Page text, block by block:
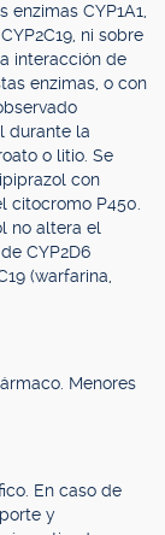
CYP1A1,
ni sobre
interacción de
enzimas, o con
durante la
o litio. Se
con
citocromo P450.
no altera el
CYP2D6
(warfarina,
Menores
En caso de
y